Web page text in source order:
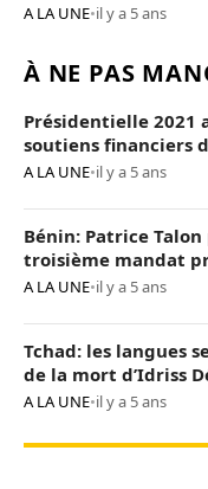
A LA UNE•il y a 5 ans
À NE PAS
Présidentielle 2021
soutiens financiers
A LA UNE•il y a 5 ans
Bénin: Patrice
troisième mandat
A LA UNE•il y a 5 ans
Tchad: les langues
de la mort d’Idriss
A LA UNE•il y a 5 ans